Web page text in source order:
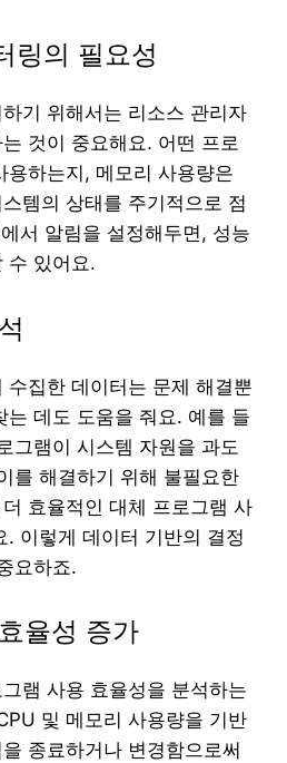
링의 필요성
기 위해서는 리소스 관리자
것이 중요해요. 어떤 프로
용하는지, 메모리 사용량은
템의 상태를 주기적으로 점
서 알림을 설정해두면, 성능
수 있어요.
수집한 데이터는 문제 해결뿐
는 데도 도움을 줘요. 예를 들
그램이 시스템 자원을 과도
를 해결하기 위해 불필요한
효율적인 대체 프로그램 사
. 이렇게 데이터 기반의 결정
요하죠.
율성 증가
램 사용 효율성을 분석하는
및 메모리 사용량을 기반
종료하거나 변경함으로써